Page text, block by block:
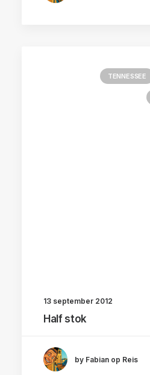
TENNESSEE
13 september 2012
Half stok
by Fabian op Reis